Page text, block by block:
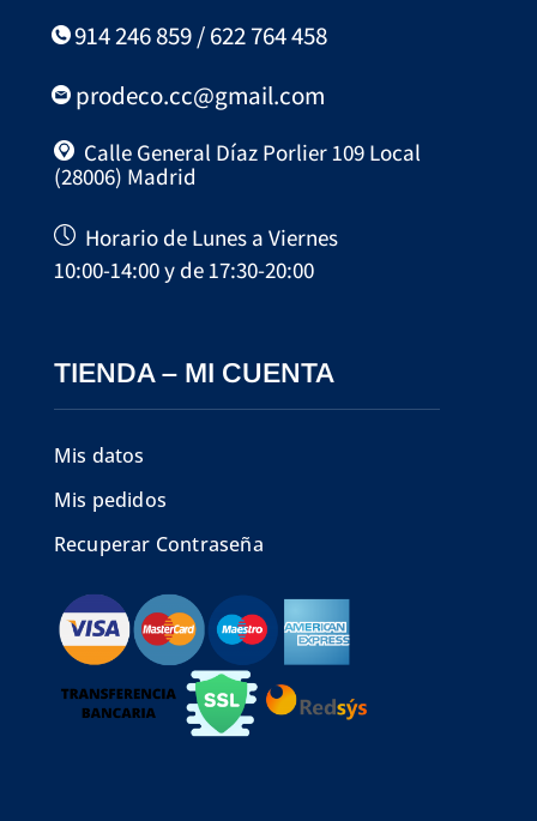
914 246 859 / 622 764 458
prodeco.cc@gmail.com
Calle General Díaz Porlier 109 Local
(28006) Madrid
Horario de Lunes a Viernes
10:00-14:00 y de 17:30-20:00
TIENDA – MI CUENTA
Mis datos
Mis pedidos
Recuperar Contraseña